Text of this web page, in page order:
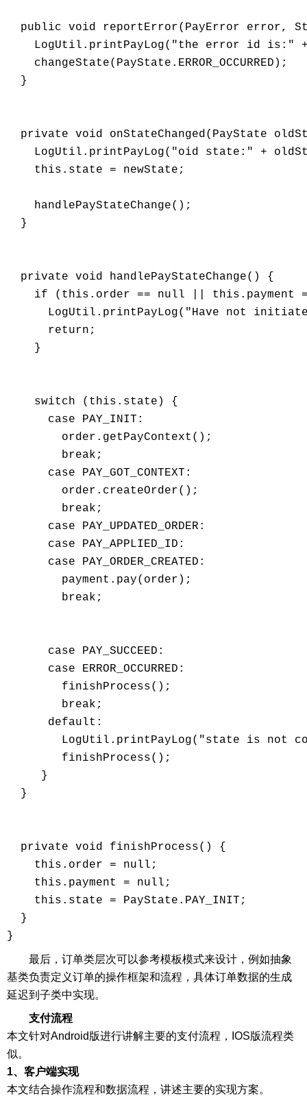
public void reportError(PayError error,
LogUtil.printPayLog("the error id is:"
    changeState(PayState.ERROR_OCCURRED);
  }
private void onStateChanged(PayState
LogUtil.printPayLog("oid state:" +
    this.state = newState;
    handlePayStateChange();
  }
  private void handlePayStateChange() {
if (this.order == null || this.payment
LogUtil.printPayLog("Have not
      return;
    }
    switch (this.state) {
      case PAY_INIT:
        order.getPayContext();
        break;
      case PAY_GOT_CONTEXT:
        order.createOrder();
        break;
      case PAY_UPDATED_ORDER:
      case PAY_APPLIED_ID:
      case PAY_ORDER_CREATED:
        payment.pay(order);
        break;
      case PAY_SUCCEED:
      case ERROR_OCCURRED:
        finishProcess();
        break;
      default:
LogUtil.printPayLog("state is not
        finishProcess();
     }
  }
  private void finishProcess() {
    this.order = null;
    this.payment = null;
    this.state = PayState.PAY_INIT;
  }
最后，订单类层次可以参考模板模式来设计，例如抽象
基类负责定义订单的操作框架和流程，具体订单数据的生成
延迟到子类中实现。
支付流程
本文针对Android版进行讲解主要的支付流程，IOS版流程类
似。
1、客户端实现
本文结合操作流程和数据流程，讲述主要的实现方案。